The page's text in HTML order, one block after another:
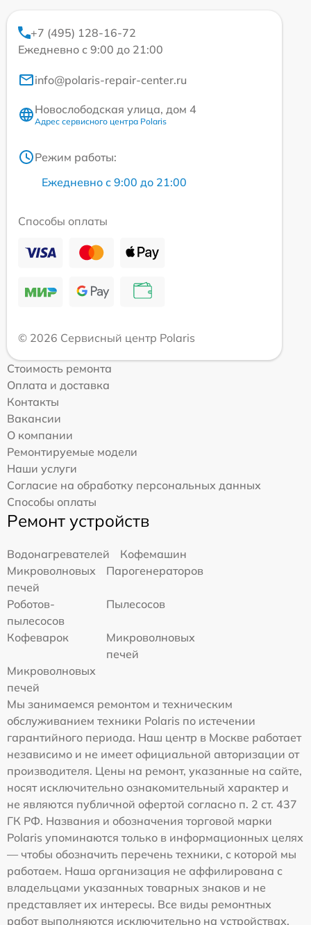
+7 (495) 128-16-72
Ежедневно с 9:00 до 21:00
info@polaris-repair-center.ru
Новослободская улица, дом 4
Адрес сервисного центра Polaris
Режим работы:
Ежедневно с 9:00 до 21:00
Способы оплаты
© 2026 Сервисный центр Polaris
Стоимость ремонта
Оплата и доставка
Контакты
Вакансии
О компании
Ремонтируемые модели
Наши услуги
Согласие на обработку персональных данных
Способы оплаты
Ремонт устройств
Водонагревателей
Кофемашин
Микроволновых
печей
Парогенераторов
Роботов-
пылесосов
Пылесосов
Кофеварок
Микроволновых
печей
Микроволновых
печей
Мы занимаемся ремонтом и техническим
обслуживанием техники Polaris по истечении
гарантийного периода. Наш центр в Москве работает
независимо и не имеет официальной авторизации от
производителя. Цены на ремонт, указанные на сайте,
носят исключительно ознакомительный характер и
не являются публичной офертой согласно п. 2 ст. 437
ГК РФ. Названия и обозначения торговой марки
Polaris упоминаются только в информационных целях
— чтобы обозначить перечень техники, с которой мы
работаем. Наша организация не аффилирована с
владельцами указанных товарных знаков и не
представляет их интересы. Все виды ремонтных
работ выполняются исключительно на устройствах,